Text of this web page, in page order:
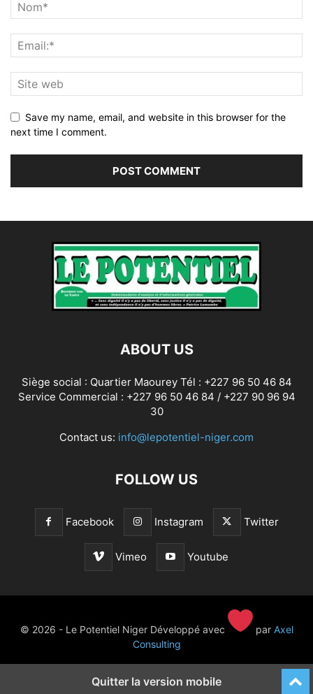
Save my name, email, and website in this browser for the
next time I comment.
ABOUT US
Siège social : Quartier Maourey Tél : +227 96 50 46 84
Service Commercial : +227 96 50 46 84 / +227 90 96 94
30
Contact us: info@lepotentiel-niger.com
FOLLOW US
Facebook Instagram Twitter
Vimeo Youtube
© 2026 - Le Potentiel Niger Développé avec par Axel
Consulting
Quitter la version mobile